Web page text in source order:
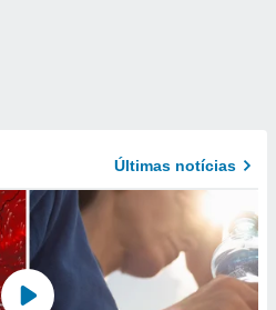
Últimas notícias